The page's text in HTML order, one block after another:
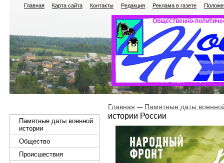
Главная Карта сайта Контакты Редакция Реклама в газете
Общественно-
Памятные даты военной
истории
Общество
Происшествия
Главная Памятные даты
истории России